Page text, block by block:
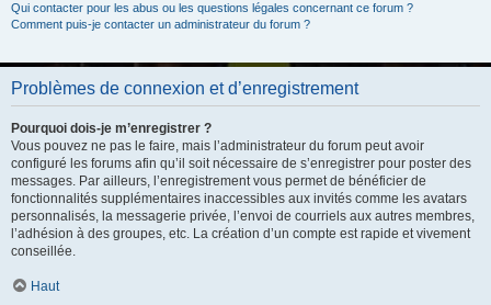
Qui contacter pour les abus ou les questions légales concernant ce forum ?
Comment puis-je contacter un administrateur du forum ?
Problèmes de connexion et d’enregistrement
Pourquoi dois-je m’enregistrer ?
Vous pouvez ne pas le faire, mais l’administrateur du forum peut avoir
configuré les forums afin qu’il soit nécessaire de s’enregistrer pour poster des
messages. Par ailleurs, l’enregistrement vous permet de bénéficier de
fonctionnalités supplémentaires inaccessibles aux invités comme les avatars
personnalisés, la messagerie privée, l’envoi de courriels aux autres membres,
l’adhésion à des groupes, etc. La création d’un compte est rapide et vivement
conseillée.
Haut